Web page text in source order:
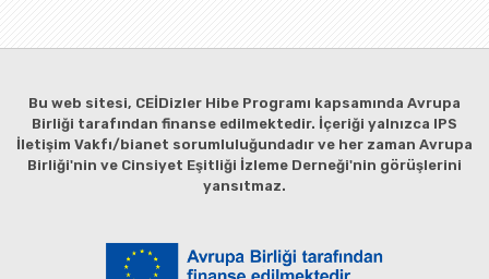
Bu web sitesi, CEİDizler Hibe Programı kapsamında Avrupa
Birliği tarafından finanse edilmektedir. İçeriği yalnızca IPS
İletişim Vakfı/bianet sorumluluğundadır ve her zaman Avrupa
Birliği'nin ve Cinsiyet Eşitliği İzleme Derneği'nin görüşlerini
yansıtmaz.